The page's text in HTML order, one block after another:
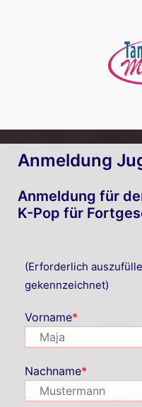
Anmeldung
Anmeldung für
K-Pop für
(Erforderlich
gekennzeichnet)
Vorname*
Nachname*